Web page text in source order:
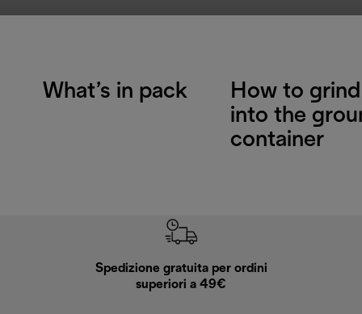
What’s in pack
How to
into the
container
Spedizione gratuita per ordini
superiori a 49€